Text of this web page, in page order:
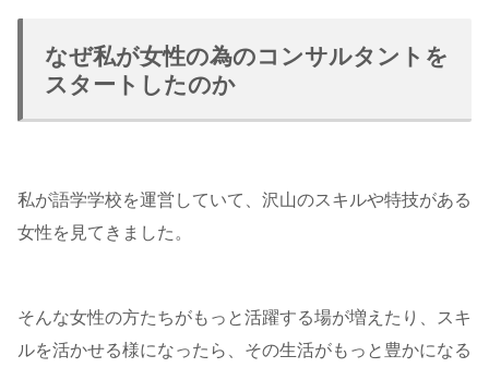
なぜ私が女性の為のコンサルタントを
スタートしたのか
私が語学学校を運営していて、沢山のスキルや特技がある
女性を見てきました。
そんな女性の方たちがもっと活躍する場が増えたり、スキ
ルを活かせる様になったら、その生活がもっと豊かになる